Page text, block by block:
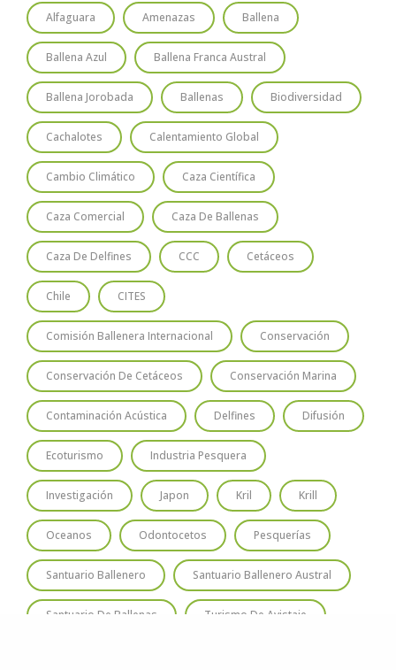
Alfaguara Amenazas Ballena
Ballena Azul Ballena Franca Austral
Ballena Jorobada Ballenas Biodiversidad
Cachalotes Calentamiento Global
Cambio Climático Caza Científica
Caza Comercial Caza De Ballenas
Caza De Delfines CCC Cetáceos
Chile CITES
Comisión Ballenera Internacional Conservación
Conservación De Cetáceos Conservación Marina
Contaminación Acústica Delfines Difusión
Ecoturismo Industria Pesquera
Investigación Japon Kril Krill
Oceanos Odontocetos Pesquerías
Santuario Ballenero Santuario Ballenero Austral
Santuario De Ballenas Turismo De Avistaje